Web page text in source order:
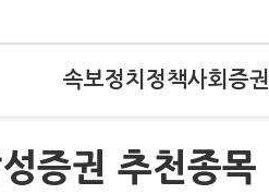
속보정치 정책사회 증권
증권 추천종목